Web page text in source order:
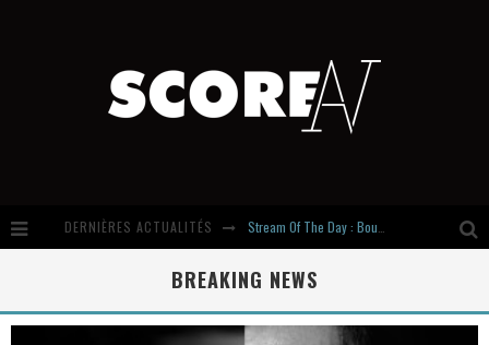
DERNIÈRES ACTUALITÉS Russian Circles share « Empath » & « Eluvial » singles. Same Language. Different Damage.
Introducing Newcomer : Gudewife
BREAKING NEWS